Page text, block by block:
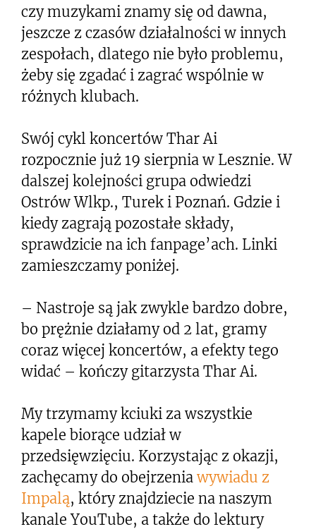
czy muzykami znamy się od dawna,
jeszcze z czasów działalności w innych
zespołach, dlatego nie było problemu,
żeby się zgadać i zagrać wspólnie w
różnych klubach.
Swój cykl koncertów Thar Ai
rozpocznie już 19 sierpnia w Lesznie. W
dalszej kolejności grupa odwiedzi
Ostrów Wlkp., Turek i Poznań. Gdzie i
kiedy zagrają pozostałe składy,
sprawdzicie na ich fanpage’ach. Linki
zamieszczamy poniżej.
– Nastroje są jak zwykle bardzo dobre,
bo prężnie działamy od 2 lat, gramy
coraz więcej koncertów, a efekty tego
widać – kończy gitarzysta Thar Ai.
My trzymamy kciuki za wszystkie
kapele biorące udział w
przedsięwzięciu. Korzystając z okazji,
zachęcamy do obejrzenia wywiadu z
Impalą, który znajdziecie na naszym
kanale YouTube, a także do lektury